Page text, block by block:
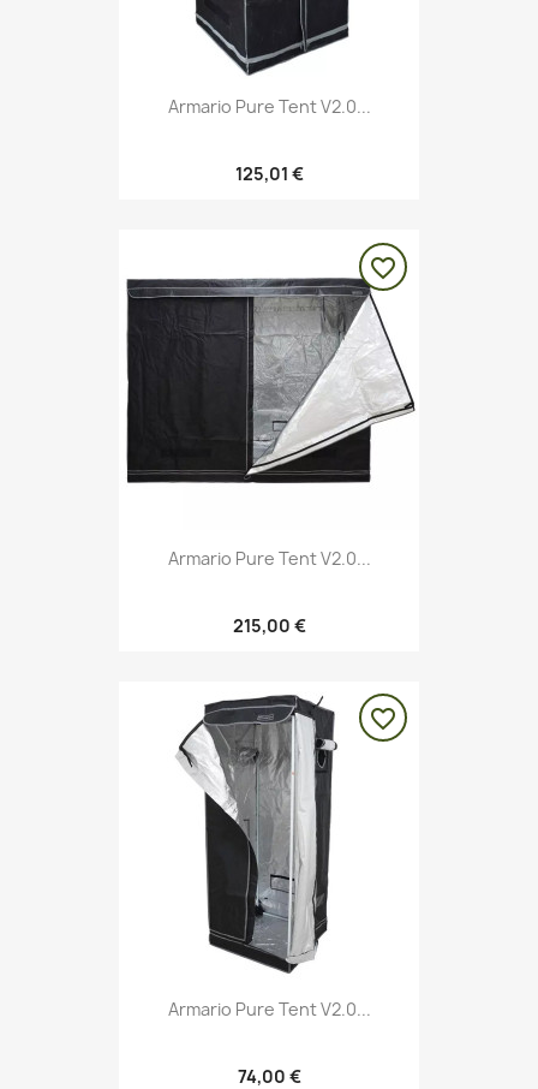
Armario Pure Tent V2.0...
125,01 €
Armario Pure Tent V2.0...
215,00 €
favorite_border
Armario Pure Tent V2.0...
74,00 €
favorite_border